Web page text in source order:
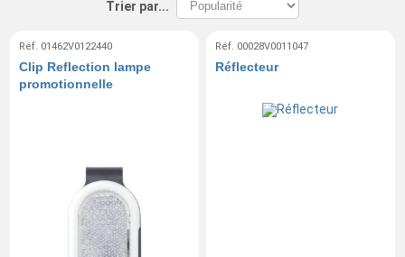
Trier par...
Réf. 01462V0122440
Clip Reflection lampe
promotionnelle
Réf. 00028V0011047
Réflecteur